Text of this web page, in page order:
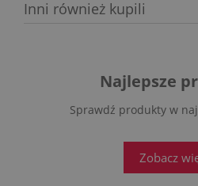
Inni również kupili
Najlepsze
Sprawdź produkty w
Zobacz